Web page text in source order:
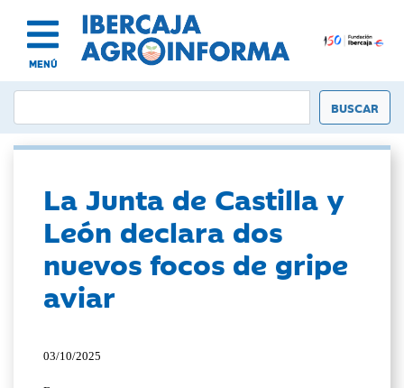
MENÚ
La Junta de Castilla y
León declara dos
nuevos focos de gripe
aviar
03/10/2025